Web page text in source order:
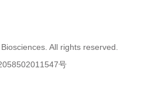
All rights reserved.
号